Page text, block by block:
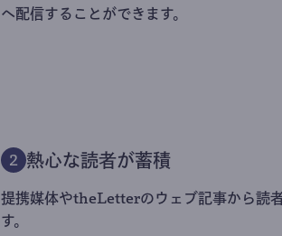
へ配信することができます。
2 熱心な読者が蓄積
提携媒体やtheLetterのウェブ記事から読
す。